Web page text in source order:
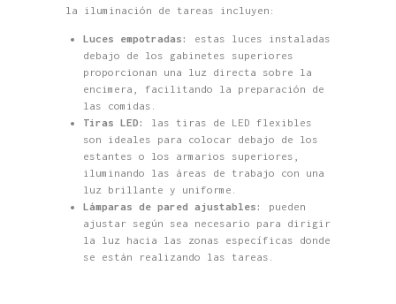
la iluminación de tareas incluyen:
Luces empotradas:
estas luces instaladas
debajo de los gabinetes superiores
proporcionan una luz directa sobre la
encimera, facilitando la preparación de
las comidas.
Tiras LED:
las tiras de LED flexibles
son ideales para colocar debajo de los
estantes o los armarios superiores,
iluminando las áreas de trabajo con una
luz brillante y uniforme.
Lámparas de pared ajustables:
pueden
ajustar según sea necesario para dirigir
la luz hacia las zonas específicas donde
se están realizando las tareas.